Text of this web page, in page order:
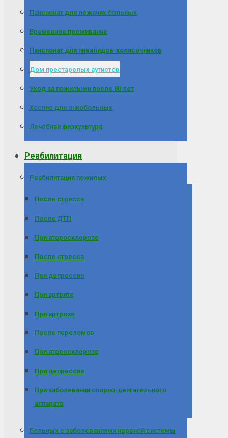
Пансионат для лежачих больных
Временное проживание
Пансионат для инвалидов-колясочников
Дом престарелых аутистов
Уход за пожилыми после 80 лет
Хоспис для онкобольных
Лечебная физкультура
Реабилитация
Реабилитация пожилых
После стресса
После ДТП
При атеросклерозе
После стресса
При депрессии
При артрите
При артрозе
После переломов
При атеросклерозе
При депрессии
При заболевании опорно-двигательного
аппарата
Больных с заболеваниями нервной системы